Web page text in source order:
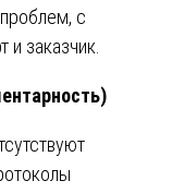
с
заказчик.